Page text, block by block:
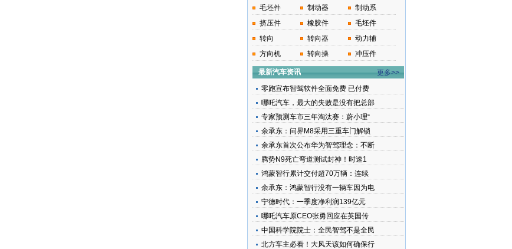
毛坯件
制动器
制动系
挤压件
橡胶件
毛坯件
转向
转向器
动力辅
方向机
转向操 冲压件
最新汽车资讯
更多>>
零跑宣布智驾软件全面免费 已付费
哪吒汽车，最大的失败是没有把总部
专家预测车市三年淘汰赛：蔚小理“
余承东：问界M8采用三重车门解锁
余承东首次公布华为智驾理念：不断
腾势N9死亡弯道测试封神！时速1
鸿蒙智行累计交付超70万辆：连续
余承东：鸿蒙智行没有一辆车因为电
宁德时代：一季度净利润139亿元
哪吒汽车原CEO张勇回应在英国传
中国科学院院士：全民智驾不是全民
北方车主必看！大风天该如何确保行